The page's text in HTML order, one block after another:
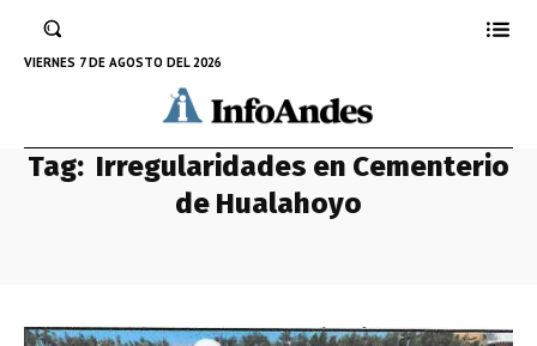
VIERNES 7 DE AGOSTO DEL 2026
Tag: Irregularidades en Cementerio
de Hualahoyo